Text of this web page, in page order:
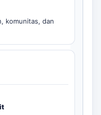
komunitas, dan